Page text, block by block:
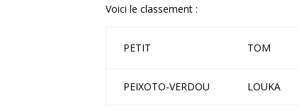
Voici le classement :
PETIT TOM
PEIXOTO-VERDOU LOUKA